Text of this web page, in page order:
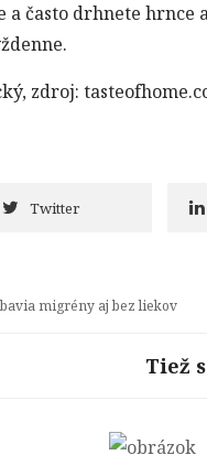
často drhnete hrnce
zdroj:
Twitter
migrény aj bez liekov
Tiež